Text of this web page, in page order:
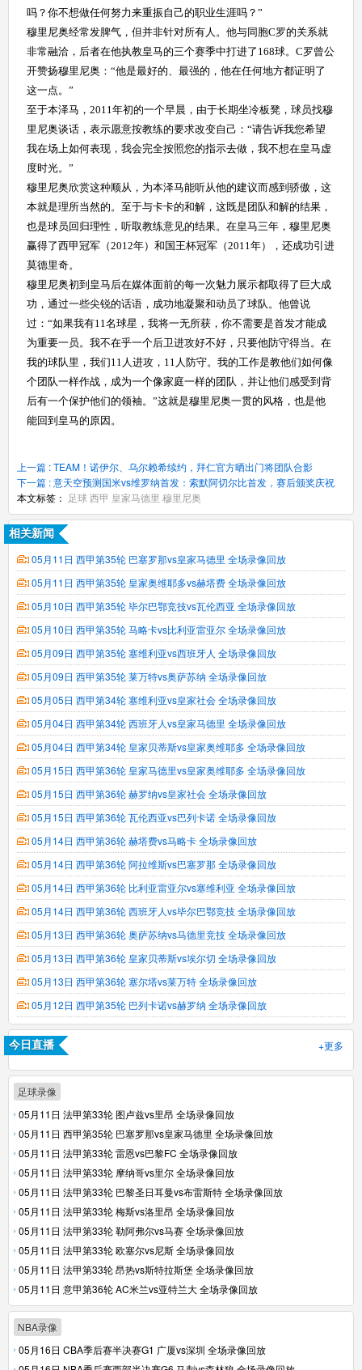
吗？你不想做任何努力来重振自己的职业生涯吗？”
穆里尼奥经常发脾气，但并非针对所有人。他与同胞C罗的关系就
非常融洽，后者在他执教皇马的三个赛季中打进了168球。C罗曾公
开赞扬穆里尼奥：“他是最好的、最强的，他在任何地方都证明了
这一点。”
至于本泽马，2011年初的一个早晨，由于长期坐冷板凳，球员找穆
里尼奥谈话，表示愿意按教练的要求改变自己：“请告诉我您希望
我在场上如何表现，我会完全按照您的指示去做，我不想在皇马虚
度时光。”
穆里尼奥欣赏这种顺从，为本泽马能听从他的建议而感到骄傲，这
本就是理所当然的。至于与卡卡的和解，这既是团队和解的结果，
也是球员回归理性，听取教练意见的结果。在皇马三年，穆里尼奥
赢得了西甲冠军（2012年）和国王杯冠军（2011年），还成功引进
莫德里奇。
穆里尼奥初到皇马后在媒体面前的每一次魅力展示都取得了巨大成
功，通过一些尖锐的话语，成功地凝聚和动员了球队。他曾说
过：“如果我有11名球星，我将一无所获，你不需要是首发才能成
为重要一员。我不在乎一个后卫进攻好不好，只要他防守得当。在
我的球队里，我们11人进攻，11人防守。我的工作是教他们如何像
个团队一样作战，成为一个像家庭一样的团队，并让他们感受到背
后有一个保护他们的领袖。”这就是穆里尼奥一贯的风格，也是他
能回到皇马的原因。
上一篇 : TEAM！诺伊尔、乌尔赖希续约，拜仁官方晒出门将团队合影
下一篇 : 意天空预测国米vs维罗纳首发：索默阿切尔比首发，赛后颁奖庆祝
本文标签： 足球 西甲 皇家马德里 穆里尼奥
相关新闻
05月11日 西甲第35轮 巴塞罗那vs皇家马德里 全场录像回放
05月11日 西甲第35轮 皇家奥维耶多vs赫塔费 全场录像回放
05月10日 西甲第35轮 毕尔巴鄂竞技vs瓦伦西亚 全场录像回放
05月10日 西甲第35轮 马略卡vs比利亚雷亚尔 全场录像回放
05月09日 西甲第35轮 塞维利亚vs西班牙人 全场录像回放
05月09日 西甲第35轮 莱万特vs奥萨苏纳 全场录像回放
05月05日 西甲第34轮 塞维利亚vs皇家社会 全场录像回放
05月04日 西甲第34轮 西班牙人vs皇家马德里 全场录像回放
05月04日 西甲第34轮 皇家贝蒂斯vs皇家奥维耶多 全场录像回放
05月15日 西甲第36轮 皇家马德里vs皇家奥维耶多 全场录像回放
05月15日 西甲第36轮 赫罗纳vs皇家社会 全场录像回放
05月15日 西甲第36轮 瓦伦西亚vs巴列卡诺 全场录像回放
05月14日 西甲第36轮 赫塔费vs马略卡 全场录像回放
05月14日 西甲第36轮 阿拉维斯vs巴塞罗那 全场录像回放
05月14日 西甲第36轮 比利亚雷亚尔vs塞维利亚 全场录像回放
05月14日 西甲第36轮 西班牙人vs毕尔巴鄂竞技 全场录像回放
05月13日 西甲第36轮 奥萨苏纳vs马德里竞技 全场录像回放
05月13日 西甲第36轮 皇家贝蒂斯vs埃尔切 全场录像回放
05月13日 西甲第36轮 塞尔塔vs莱万特 全场录像回放
05月12日 西甲第35轮 巴列卡诺vs赫罗纳 全场录像回放
今日直播 +更多
足球录像
05月11日 法甲第33轮 图卢兹vs里昂 全场录像回放
05月11日 西甲第35轮 巴塞罗那vs皇家马德里 全场录像回放
05月11日 法甲第33轮 雷恩vs巴黎FC 全场录像回放
05月11日 法甲第33轮 摩纳哥vs里尔 全场录像回放
05月11日 法甲第33轮 巴黎圣日耳曼vs布雷斯特 全场录像回放
05月11日 法甲第33轮 梅斯vs洛里昂 全场录像回放
05月11日 法甲第33轮 勒阿弗尔vs马赛 全场录像回放
05月11日 法甲第33轮 欧塞尔vs尼斯 全场录像回放
05月11日 法甲第33轮 昂热vs斯特拉斯堡 全场录像回放
05月11日 意甲第36轮 AC米兰vs亚特兰大 全场录像回放
NBA录像
05月16日 CBA季后赛半决赛G1 广厦vs深圳 全场录像回放